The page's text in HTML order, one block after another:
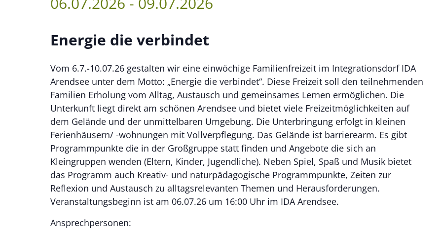
Energie die verbindet
Vom 6.7.-10.07.26 gestalten wir eine einwöchige Familienfreizeit im Integrationsdorf IDA
Arendsee unter dem Motto: „Energie die verbindet“. Diese Freizeit soll den teilnehmenden
Familien Erholung vom Alltag, Austausch und gemeinsames Lernen ermöglichen. Die
Unterkunft liegt direkt am schönen Arendsee und bietet viele Freizeitmöglichkeiten auf
dem Gelände und der unmittelbaren Umgebung. Die Unterbringung erfolgt in kleinen
Ferienhäusern/ -wohnungen mit Vollverpflegung. Das Gelände ist barrierearm. Es gibt
Programmpunkte die in der Großgruppe statt finden und Angebote die sich an
Kleingruppen wenden (Eltern, Kinder, Jugendliche). Neben Spiel, Spaß und Musik bietet
das Programm auch Kreativ- und naturpädagogische Programmpunkte, Zeiten zur
Reflexion und Austausch zu alltagsrelevanten Themen und Herausforderungen.
Veranstaltungsbeginn ist am 06.07.26 um 16:00 Uhr im IDA Arendsee.
Ansprechpersonen: